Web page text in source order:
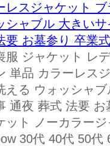
レスジャケット
シャブル 大きい
要 お墓参り 卒業
服 ジャケット レ
単品 カラーレス
える ウォッシャ
通夜 葬式 法要
ット ノーカラー
30代 40代 50代